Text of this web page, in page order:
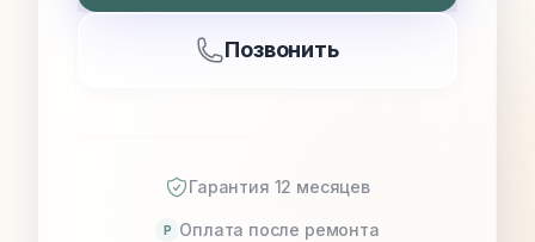
Позвонить
Гарантия 12 месяцев
P Оплата после ремонта